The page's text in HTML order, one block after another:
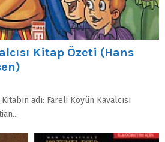
Kitap Özeti (Hans
adı: Fareli Köyün Kavalcısı